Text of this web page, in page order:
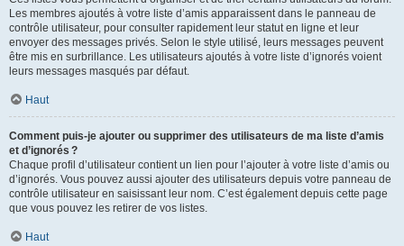
Les membres ajoutés à votre liste d’amis apparaissent dans le panneau de
contrôle utilisateur, pour consulter rapidement leur statut en ligne et leur
envoyer des messages privés. Selon le style utilisé, leurs messages peuvent
être mis en surbrillance. Les utilisateurs ajoutés à votre liste d’ignorés voient
leurs messages masqués par défaut.
Haut
Comment puis-je ajouter ou supprimer des utilisateurs de ma liste d’amis
et d’ignorés ?
Chaque profil d’utilisateur contient un lien pour l’ajouter à votre liste d’amis ou
d’ignorés. Vous pouvez aussi ajouter des utilisateurs depuis votre panneau de
contrôle utilisateur en saisissant leur nom. C’est également depuis cette page
que vous pouvez les retirer de vos listes.
Haut